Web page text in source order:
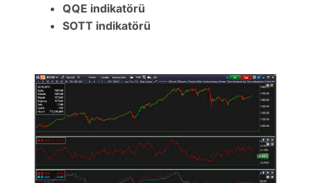
QQE indikatörü
SOTT indikatörü